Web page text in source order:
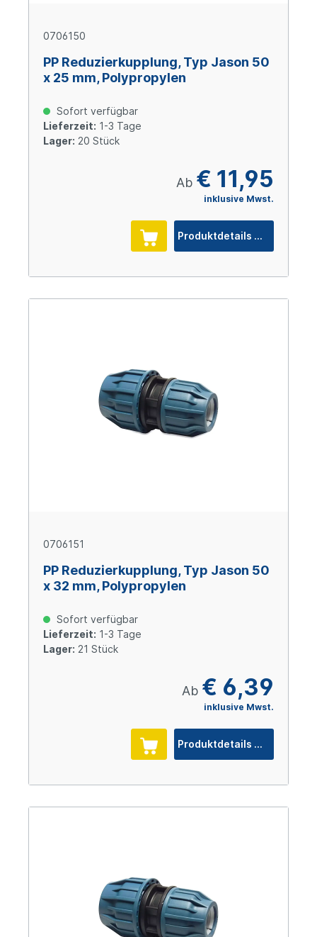
0706150
PP Reduzierkupplung, Typ Jason 50
x 25 mm, Polypropylen
Sofort verfügbar
Lieferzeit: 1-3 Tage
Lager: 20 Stück
Ab € 11,95
inklusive Mwst.
Produktdetails
0706151
PP Reduzierkupplung, Typ Jason 50
x 32 mm, Polypropylen
Sofort verfügbar
Lieferzeit: 1-3 Tage
Lager: 21 Stück
Ab € 6,39
inklusive Mwst.
Produktdetails